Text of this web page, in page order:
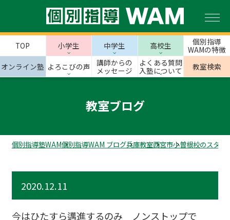
TOP 小学生 中学生 高校生
個別指導
WAMの特徴
オンライン塾 よろこびの声
講師からの
メッセージ
よくある質問
入塾について
教室検索
教室ブログ
個別指導塾WAM個別指導WAM ブログ兵庫教室西宮市小曽根校のスタッ
2020.12.11
今はひたすら邁進するのみ ノンストップで